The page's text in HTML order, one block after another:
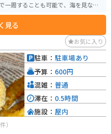
一周することも可能で、海を見なが
見る
お気に入り
）
駐車： 駐車場あり
予算： 600円
混雑： 普通
滞在： 0.5時間
施設： 屋内